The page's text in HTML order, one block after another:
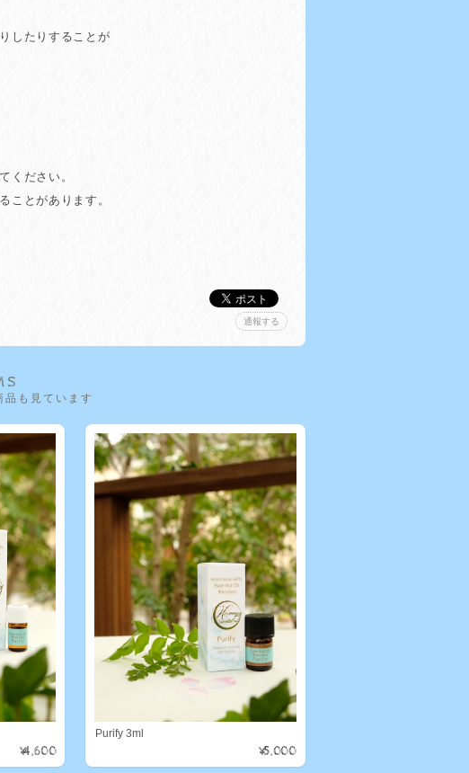
したりすることが
ください。
ことがあります。
通報する
品も見ています
¥4,600
Purify 3ml
¥5,000